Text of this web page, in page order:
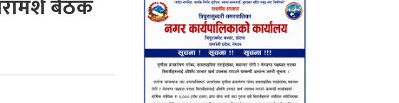
बैठक